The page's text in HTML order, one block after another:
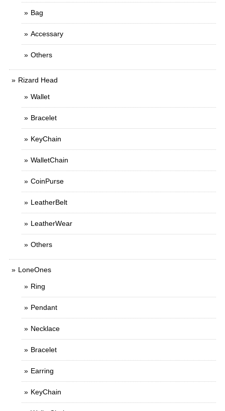
Bag
Accessary
Others
Rizard Head
Wallet
Bracelet
KeyChain
WalletChain
CoinPurse
LeatherBelt
LeatherWear
Others
LoneOnes
Ring
Pendant
Necklace
Bracelet
Earring
KeyChain